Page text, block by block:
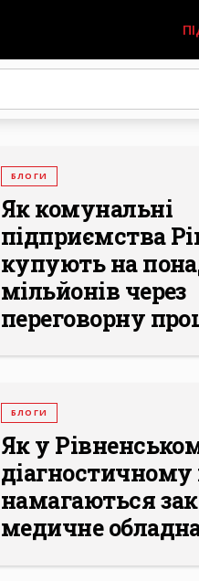
БЛОГИ
Як комунальні
підприємства
купують на
мільйонів через
переговорну
БЛОГИ
Як у
діагностичному
намагаються
медичне